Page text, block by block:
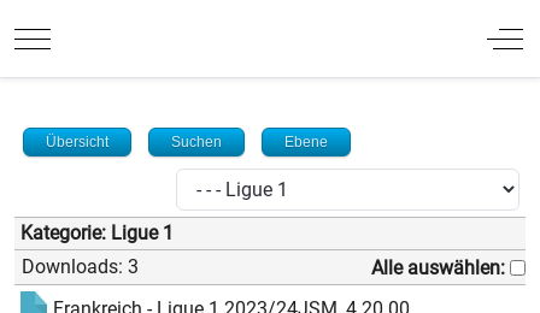
Mobile Menu Toggle Off-
Übersicht Suchen Ebene
Kategorie: Ligue 1
Alle auswählen:
Downloads: 3